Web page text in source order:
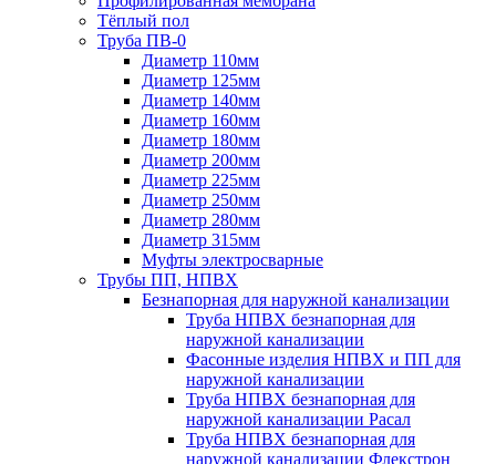
Тёплый пол
Труба ПВ-0
Диаметр 110мм
Диаметр 125мм
Диаметр 140мм
Диаметр 160мм
Диаметр 180мм
Диаметр 200мм
Диаметр 225мм
Диаметр 250мм
Диаметр 280мм
Диаметр 315мм
Муфты электросварные
Трубы ПП, НПВХ
Безнапорная для наружной канализации
Труба НПВХ безнапорная для
наружной канализации
Фасонные изделия НПВХ и ПП для
наружной канализации
Труба НПВХ безнапорная для
наружной канализации Расал
Труба НПВХ безнапорная для
наружной канализации Флекстрон